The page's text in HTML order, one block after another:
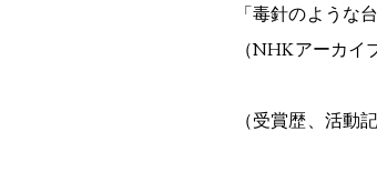
「毒針のような
（NHKアーカ
（受賞歴、活動